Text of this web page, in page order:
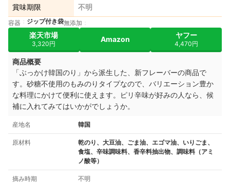
賞味期限 不明
容器 ジップ付き袋無添加
楽天市場
3,320円
Amazon ヤフー
4,470円
商品概要
「ぶっかけ韓国のり」から派生した、新フレーバーの商品で
す。砂糖不使用のもみのりタイプなので、バリエーション豊か
な料理にかけて便利に使えます。ピリ辛味が好みの人なら、候
補に入れてみてはいかがでしょうか。
産地名 韓国
原材料
乾のり、大豆油、ごま油、エゴマ油、いりごま、
食塩、辛味調味料、香辛料抽出物、調味料（アミ
ノ酸等）
摘み時期 不明